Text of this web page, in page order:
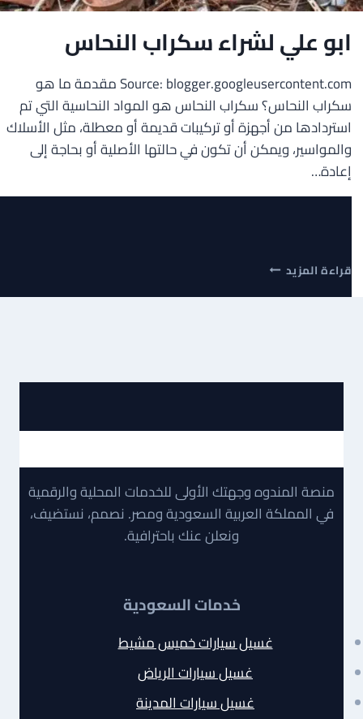
ابو علي لشراء سكراب النحاس
Source: blogger.googleusercontent.com مقدمة ما هو
سكراب النحاس؟ سكراب النحاس هو المواد النحاسية التي تم
استردادها من أجهزة أو تركيبات قديمة أو معطلة، مثل الأسلاك
والمواسير، ويمكن أن تكون في حالتها الأصلية أو بحاجة إلى
إعادة…
قراءة المزيدابو
لشراء
منصة المندوه وجهتك الأولى للخدمات المحلية والرقمية
في المملكة العربية السعودية ومصر. نصمم، نستضيف،
ونعلن عنك باحترافية.
خدمات السعودية
غسيل سيارات خميس مشيط
غسيل سيارات الرياض
غسيل سيارات المدينة